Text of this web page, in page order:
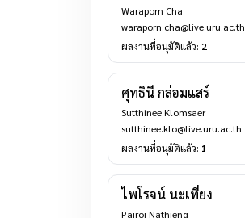
Waraporn Cha
waraporn.cha@live.uru.ac.th
ผลงานที่อนุมัติแล้ว: 2
ศุทธินี กล่อมแสร์
Sutthinee Klomsaer
sutthinee.klo@live.uru.ac.th
ผลงานที่อนุมัติแล้ว: 1
ไพโรจน์ นะเที่ยง
Pairoj Nathieng